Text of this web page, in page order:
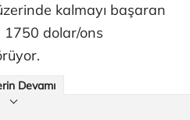
kalmayı başaran
1750 dolar/ons
Devamı